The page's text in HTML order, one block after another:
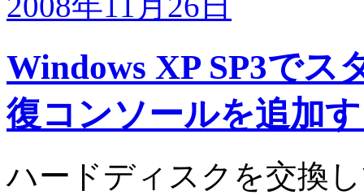
Windows XP SP3でス
復コンソールを追加
ハードディスクを交換